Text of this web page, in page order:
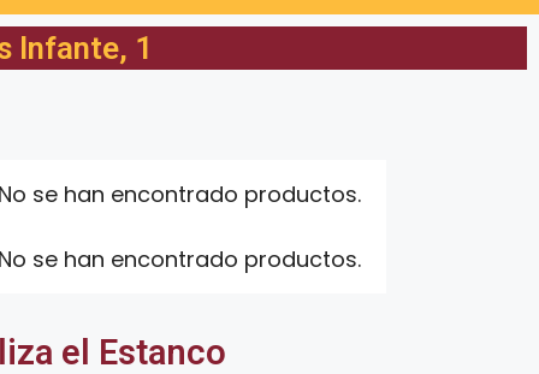
Infante, 1
No se han encontrado productos.
No se han encontrado productos.
el Estanco